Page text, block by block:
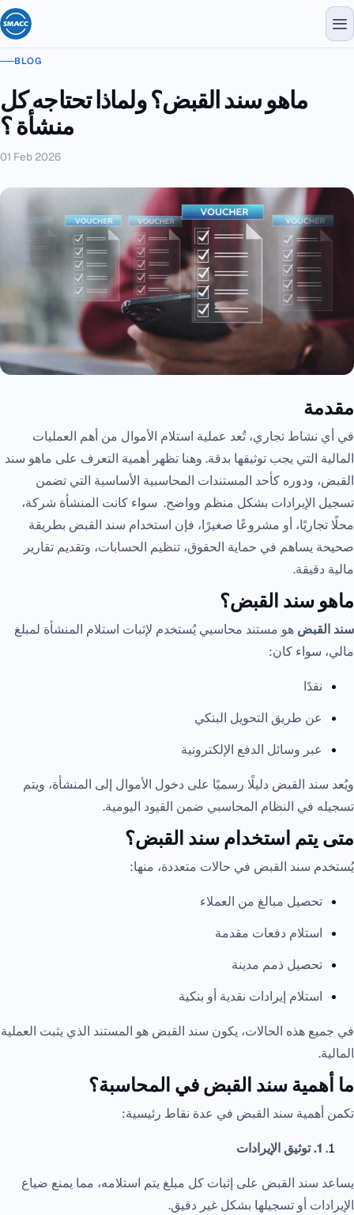
BLOG
ماهو سند القبض؟ ولماذا تحتاجه كل
منشأة ؟
01 Feb 2026
مقدمة
في أي نشاط تجاري، تُعد عملية استلام الأموال من أهم العمليات
المالية التي يجب توثيقها بدقة. وهنا تظهر أهمية التعرف على ماهو سند
القبض، ودوره كأحد المستندات المحاسبية الأساسية التي تضمن
تسجيل الإيرادات بشكل منظم وواضح. سواء كانت المنشأة شركة،
محلًا تجاريًا، أو مشروعًا صغيرًا، فإن استخدام سند القبض بطريقة
صحيحة يساهم في حماية الحقوق، تنظيم الحسابات، وتقديم تقارير
مالية دقيقة.
ماهو سند القبض؟
سند القبض هو مستند محاسبي يُستخدم لإثبات استلام المنشأة لمبلغ
مالي، سواء كان:
نقدًا
عن طريق التحويل البنكي
عبر وسائل الدفع الإلكترونية
ويُعد سند القبض دليلًا رسميًا على دخول الأموال إلى المنشأة، ويتم
تسجيله في النظام المحاسبي ضمن القيود اليومية.
متى يتم استخدام سند القبض؟
يُستخدم سند القبض في حالات متعددة، منها:
تحصيل مبالغ من العملاء
استلام دفعات مقدمة
تحصيل ذمم مدينة
استلام إيرادات نقدية أو بنكية
في جميع هذه الحالات، يكون سند القبض هو المستند الذي يثبت العملية
المالية.
ما أهمية سند القبض في المحاسبة؟
تكمن أهمية سند القبض في عدة نقاط رئيسية:
1. توثيق الإيرادات
يساعد سند القبض على إثبات كل مبلغ يتم استلامه، مما يمنع ضياع
الإيرادات أو تسجيلها بشكل غير دقيق.